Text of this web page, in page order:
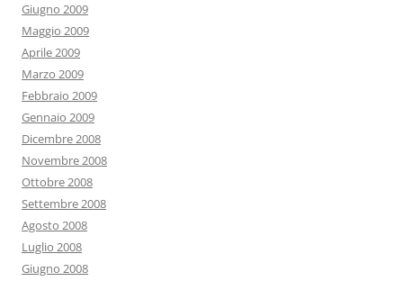
Giugno 2009
Maggio 2009
Aprile 2009
Marzo 2009
Febbraio 2009
Gennaio 2009
Dicembre 2008
Novembre 2008
Ottobre 2008
Settembre 2008
Agosto 2008
Luglio 2008
Giugno 2008